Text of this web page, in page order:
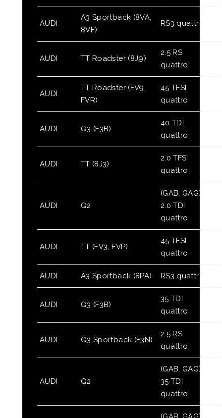
AUDI
A3 Sportback (8VA,
8VF)
RS3 quattro
AUDI TT Roadster (8J9)
2.5 RS
quattro
AUDI
TT Roadster (FV9,
FVR)
45 TFSI
quattro
AUDI Q3 (F3B)
40 TDI
quattro
AUDI TT (8J3)
2.0 TFSI
quattro
AUDI Q2
(GAB, GAG)
2.0 TDI
quattro
AUDI TT (FV3, FVP)
45 TFSI
quattro
AUDI A3 Sportback (8PA) RS3 quattro
AUDI Q3 (F3B)
35 TDI
quattro
AUDI Q3 Sportback (F3N)
2.5 RS
quattro
AUDI Q2
(GAB, GAG)
35 TDI
quattro